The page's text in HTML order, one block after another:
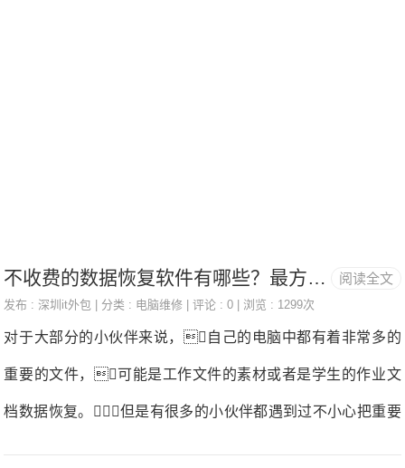
深圳罗湖IT外包公司 罗湖IT外包公司专
注IT外包服务：电脑维修、网络维护、服
务器运维、打印机传真机加粉换硒鼓、笔
记本、一体机租赁、二手电脑回收，业务
覆盖全区以下各个街道和社区：桂园街
阅读全文
不收费的数据恢复软件有哪些？最方便的三个软件
发布 : 深圳it外包 | 分类 : 电脑维修 | 评论 : 0 | 浏览 : 1299次
对于大部分的小伙伴来说，自己的电脑中都有着非常多的
重要的文件，可能是工作文件的素材或者是学生的作业文
档数据恢复。但是有很多的小伙伴都遇到过不小心把重要